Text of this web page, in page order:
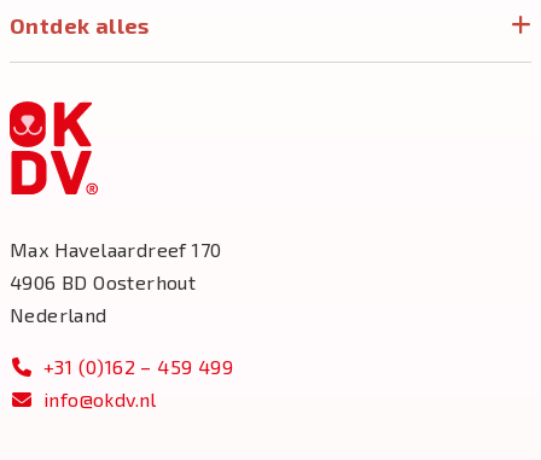
Ontdek alles
Max Havelaardreef 170
4906 BD Oosterhout
Nederland
+31 (0)162 – 459 499
info@okdv.nl